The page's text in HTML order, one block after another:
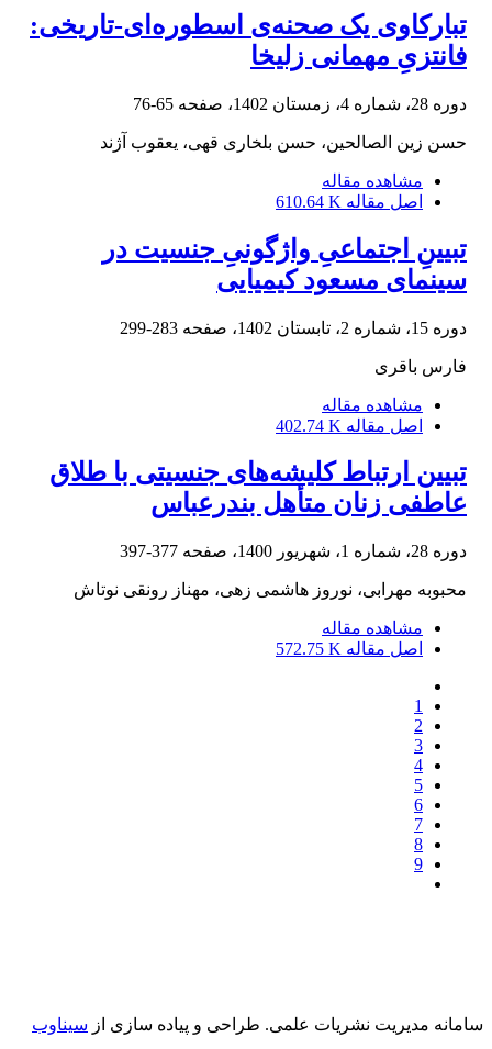
تبارکاوی یک صحنه‌ی اسطوره‌ای-تاریخی:
فانتزیِ مهمانی زلیخا
دوره 28، شماره 4، زمستان 1402، صفحه 65-76
حسن زین الصالحین، حسن بلخاری قهی، یعقوب آژند
مشاهده مقاله
اصل مقاله 610.64 K
تبیینِ اجتماعیِ واژگونیِ جنسیت در
سینمای مسعود کیمیایی
دوره 15، شماره 2، تابستان 1402، صفحه 283-299
فارس باقری
مشاهده مقاله
اصل مقاله 402.74 K
تبیین ارتباط کلیشه‌های جنسیتی با طلاق
عاطفی زنان متأهل بندرعباس
دوره 28، شماره 1، شهریور 1400، صفحه 377-397
محبوبه مهرابی، نوروز هاشمی زهی، مهناز رونقی نوتاش
مشاهده مقاله
اصل مقاله 572.75 K
1
2
3
4
5
6
7
8
9
سامانه مدیریت نشریات علمی. طراحی و پیاده سازی از سیناوب